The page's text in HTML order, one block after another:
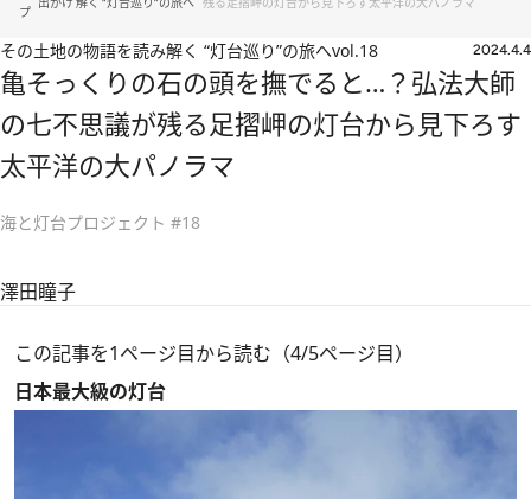
プ
その土地の物語を読み解く “灯台巡り”の旅へvol.18 2024.4.4
亀そっくりの石の頭を撫でると…？弘法大師
の七不思議が残る足摺岬の灯台から見下ろす
太平洋の大パノラマ
海と灯台プロジェクト #18
澤田瞳子
この記事を1ページ目から読む（4/5ページ目）
日本最大級の灯台